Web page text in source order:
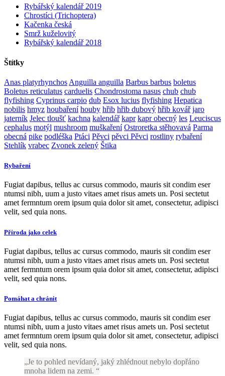
Rybářský kalendář 2019
Chrostíci (Trichoptera)
Kačenka česká
Smrž kuželovitý
Rybářský kalendář 2018
Štítky
Anas platyrhynchos Anguilla anguilla Barbus barbus boletus
Boletus reticulatus carduelis Chondrostoma nasus chub chub
flyfishing Cyprinus carpio dub Esox lucius flyfishing Hepatica
nobilis hmyz houbaření houby hřib hřib dubový hřib kovář jaro
jaterník Jelec tloušť kachna kalendář kapr kapr obecný les Leuciscus
cephalus motýl mushroom muškaření Ostroretka stěhovavá Parma
obecná pike podléška Ptáci Pěvci pěvci Pěvci rostliny rybaření
Stehlík vrabec Zvonek zelený Štika
Rybaření
Fugiat dapibus, tellus ac cursus commodo, mauris sit condim eser
ntumsi nibh, uum a justo vitaes amet risus amets un. Posi sectetut
amet fermntum orem ipsum quia dolor sit amet, consectetur, adipisci
velit, sed quia nons.
Příroda jako celek
Fugiat dapibus, tellus ac cursus commodo, mauris sit condim eser
ntumsi nibh, uum a justo vitaes amet risus amets un. Posi sectetut
amet fermntum orem ipsum quia dolor sit amet, consectetur, adipisci
velit, sed quia nons.
Pomáhat a chránit
Fugiat dapibus, tellus ac cursus commodo, mauris sit condim eser
ntumsi nibh, uum a justo vitaes amet risus amets un. Posi sectetut
amet fermntum orem ipsum quia dolor sit amet, consectetur, adipisci
velit, sed quia nons.
Je to pohled nevídaný, jaký zhlédnout nebylo dopřáno
mnoha lidem na zemi.